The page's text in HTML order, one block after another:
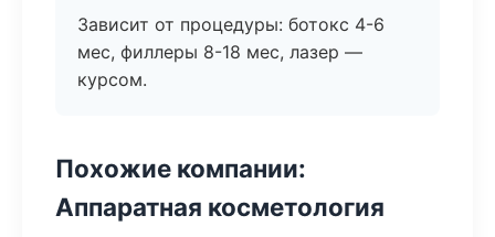
Зависит от процедуры: ботокс 4-6
мес, филлеры 8-18 мес, лазер —
курсом.
Похожие компании:
Аппаратная косметология